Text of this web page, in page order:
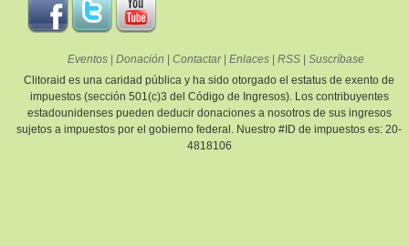
Eventos Donación Contactar| Enlaces RSS
Suscríbase
Clitoraid es una caridad pública y ha sido otorgado el estatus de exento de
impuestos (sección 501(c)3 del Código de Ingresos). Los contribuyentes
estadounidenses pueden deducir donaciones a nosotros de sus ingresos
sujetos a impuestos por el gobierno federal. Nuestro #ID de impuestos es: 20-
4818106